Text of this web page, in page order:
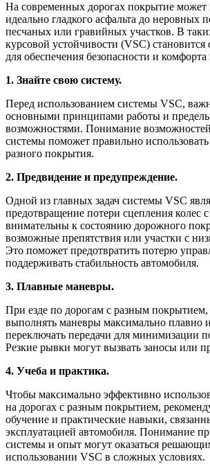
На современных дорогах покрытие может
идеально гладкого асфальта до неровных
песчаных или гравийных участков. В
курсовой устойчивости (VSC)
для обеспечения безопасности и
1. Знайте свою систему.
Перед использованием системы VSC,
основными принципами работы и
возможностями. Понимание
системы поможет правильно
разного покрытия.
2. Предвидение и предупреждение.
Одной из главных задач системы VSC
предотвращение потери сцепления колес
внимательны к состоянию дорожного
возможные препятствия или участки с
Это поможет предотвратить потерю
поддерживать стабильность автомобиля.
3. Плавные маневры.
При езде по дорогам с разным покрытием,
выполнять маневры максимально плавно
переключать передачи для минимизации
Резкие рывки могут вызвать заносы или
4. Учеба и практика.
Чтобы максимально эффективно
на дорогах с разным покрытием,
обучение и практические навыки,
эксплуатацией автомобиля. Понимание
системы и опыт могут оказаться
использовании VSC в сложных условиях.